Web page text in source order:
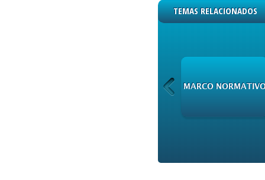
TEMAS RELACIONADOS
PRODUCTOS DE
INFORMACIÓN
MARCO